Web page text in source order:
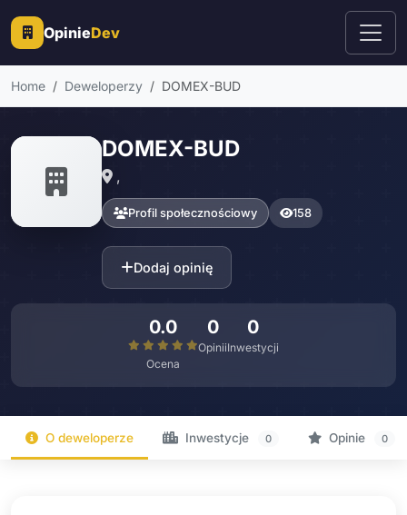
OpinieDev
Home Deweloperzy DOMEX-BUD
DOMEX-BUD
,
Profil społecznościowy 158
Dodaj opinię
0.0
Ocena
0
Opinii
0
Inwestycji
O deweloperze Inwestycje 0 Opinie 0